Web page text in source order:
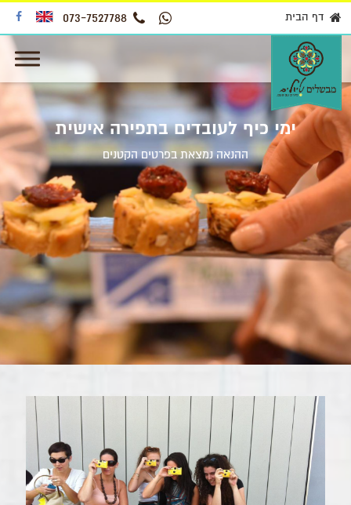
דף הבית 073-7527788
ימי כיף לעובדים בתפירה אישית
ההנאה נמצאת בפרטים הקטנים